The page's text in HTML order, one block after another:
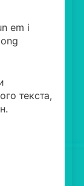
em i
текста,